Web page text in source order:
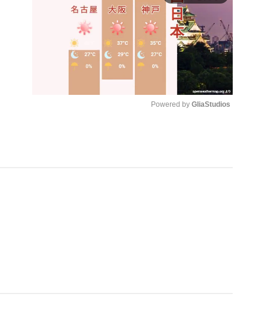
Powered by GliaStudios